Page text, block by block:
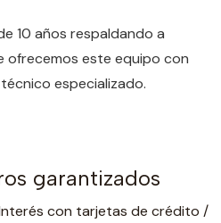
10 años respaldando a
ofrecemos este equipo con
especializado.
garantizados
con tarjetas de crédito /